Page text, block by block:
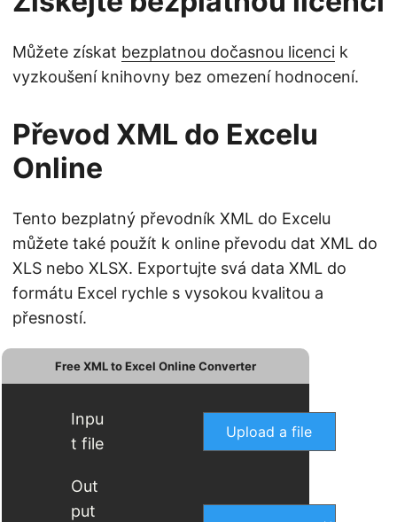
Můžete získat bezplatnou dočasnou licenci k
vyzkoušení knihovny bez omezení hodnocení.
Převod XML do Excelu
Online
Tento bezplatný převodník XML do Excelu
můžete také použít k online převodu dat XML do
XLS nebo XLSX. Exportujte svá data XML do
formátu Excel rychle s vysokou kvalitou a
přesností.
Free XML to Excel Online Converter
Inpu
t file
Upload a file
Out
put